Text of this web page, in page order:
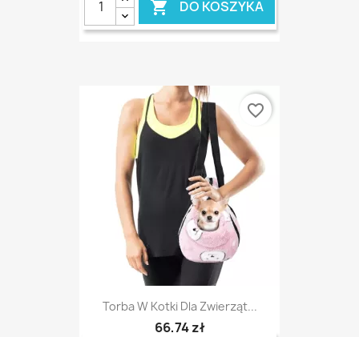
 DO KOSZYKA
Torba W Kotki Dla Zwierząt...
66,74 zł
favorite_border